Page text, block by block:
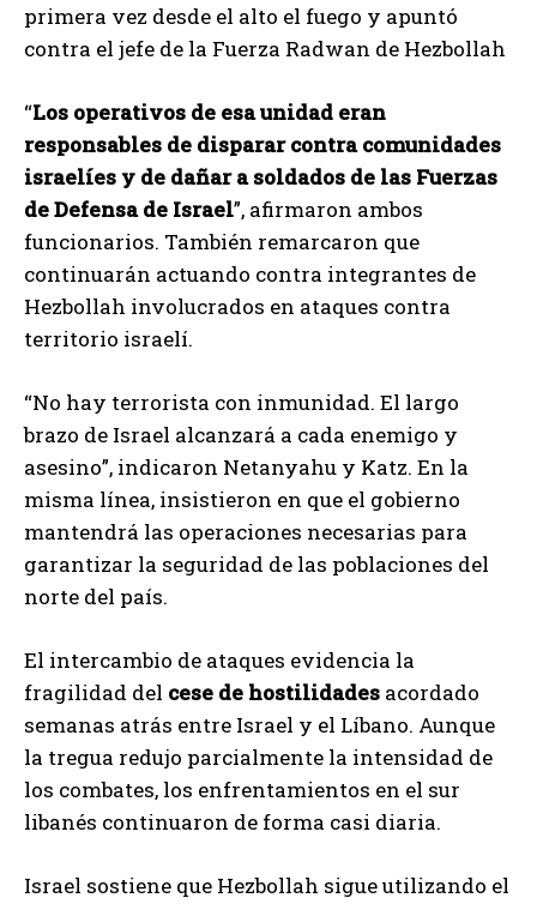
primera vez desde el alto el fuego y apuntó
contra el jefe de la Fuerza Radwan de Hezbollah
“Los operativos de esa unidad eran
responsables de disparar contra comunidades
israelíes y de dañar a soldados de las Fuerzas
de Defensa de Israel”, afirmaron ambos
funcionarios. También remarcaron que
continuarán actuando contra integrantes de
Hezbollah involucrados en ataques contra
territorio israelí.
“No hay terrorista con inmunidad. El largo
brazo de Israel alcanzará a cada enemigo y
asesino”, indicaron Netanyahu y Katz. En la
misma línea, insistieron en que el gobierno
mantendrá las operaciones necesarias para
garantizar la seguridad de las poblaciones del
norte del país.
El intercambio de ataques evidencia la
fragilidad del cese de hostilidades acordado
semanas atrás entre Israel y el Líbano. Aunque
la tregua redujo parcialmente la intensidad de
los combates, los enfrentamientos en el sur
libanés continuaron de forma casi diaria.
Israel sostiene que Hezbollah sigue utilizando el